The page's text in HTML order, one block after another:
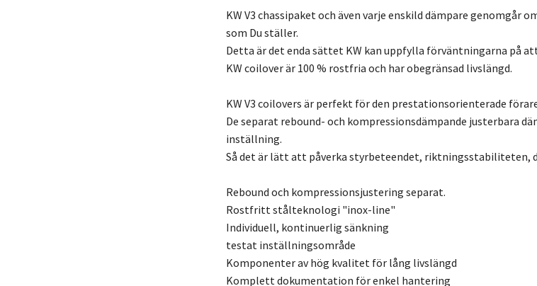
KW V3 chassipaket och även varje enskild dämpare
som Du ställer.
Detta är det enda sättet KW kan uppfylla förväntningarna på
KW coilover är 100 % rostfria och har obegränsad livslängd.
KW V3 coilovers är perfekt för den prestationsorienterade
De separat rebound- och kompressionsdämpande justerbara
inställning.
Så det är lätt att påverka styrbeteendet, riktningsstabiliteten,
Rebound och kompressionsjustering separat.
Rostfritt stålteknologi "inox-line"
Individuell, kontinuerlig sänkning
testat inställningsområde
Komponenter av hög kvalitet för lång livslängd
Komplett dokumentation för enkel hantering